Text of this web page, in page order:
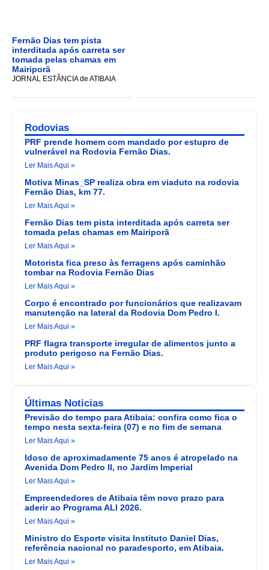
Fernão Dias tem pista
interditada após carreta ser
tomada pelas chamas em
Mairiporã
JORNAL ESTÂNCIA de ATIBAIA
Rodovias
PRF prende homem com mandado por estupro de
vulnerável na Rodovia Fernão Dias.
Ler Mais Aqui »
Motiva Minas_SP realiza obra em viaduto na rodovia
Fernão Dias, km 77.
Ler Mais Aqui »
Fernão Dias tem pista interditada após carreta ser
tomada pelas chamas em Mairiporã
Ler Mais Aqui »
Motorista fica preso às ferragens após caminhão
tombar na Rodovia Fernão Dias
Ler Mais Aqui »
Corpo é encontrado por funcionários que realizavam
manutenção na lateral da Rodovia Dom Pedro I.
Ler Mais Aqui »
PRF flagra transporte irregular de alimentos junto a
produto perigoso na Fernão Dias.
Ler Mais Aqui »
Últimas Noticias
Previsão do tempo para Atibaia: confira como fica o
tempo nesta sexta-feira (07) e no fim de semana
Ler Mais Aqui »
Idoso de aproximadamente 75 anos é atropelado na
Avenida Dom Pedro II, no Jardim Imperial
Ler Mais Aqui »
Empreendedores de Atibaia têm novo prazo para
aderir ao Programa ALI 2026.
Ler Mais Aqui »
Ministro do Esporte visita Instituto Daniel Dias,
referência nacional no paradesporto, em Atibaia.
Ler Mais Aqui »